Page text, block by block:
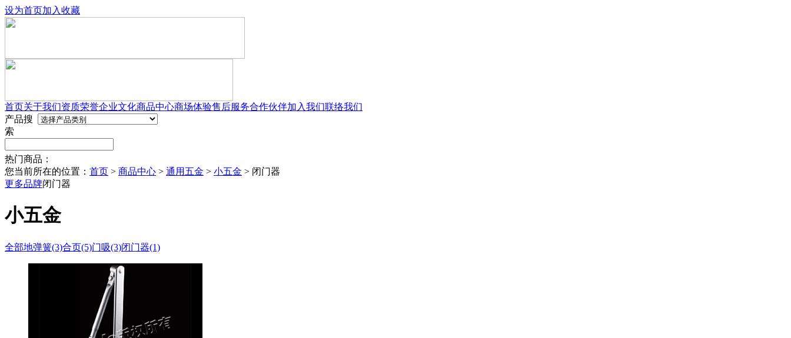
设为首页加入收藏
首页关于我们资质荣誉企业文化商品中心商场体验售后服务合作伙伴加入我们联络我们
产品搜
索
热门商品：
您当前所在的位置： 首页 > 商品中心 > 通用五金 > 小五金 > 闭门器
更多品牌闭门器
小五金
全部地弹簧(3)合页(5)门吸(3)闭门器(1)